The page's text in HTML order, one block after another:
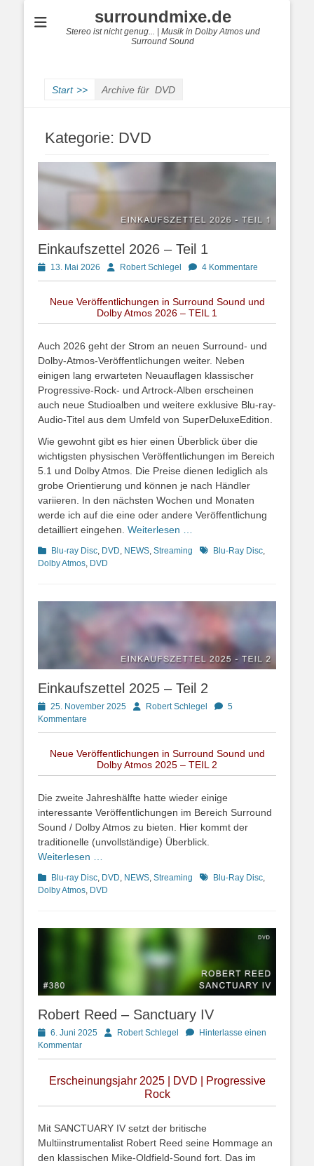
surroundmixe.de
Stereo ist nicht genug... | Musik in Dolby Atmos und
Surround Sound
Start >> Archive für DVD
Kategorie: DVD
Einkaufszettel 2026 – Teil 1
Posted
on
13. Mai 2026 AutorRobert Schlegel 4 Kommentare
Neue Veröffentlichungen in Surround Sound und
Dolby Atmos 2026 – TEIL 1
Auch 2026 geht der Strom an neuen Surround- und
Dolby-Atmos-Veröffentlichungen weiter. Neben
einigen lang erwarteten Neuauflagen klassischer
Progressive-Rock- und Artrock-Alben erscheinen
auch neue Studioalben und weitere exklusive Blu-ray-
Audio-Titel aus dem Umfeld von SuperDeluxeEdition.
Wie gewohnt gibt es hier einen Überblick über die
wichtigsten physischen Veröffentlichungen im Bereich
5.1 und Dolby Atmos. Die Preise dienen lediglich als
grobe Orientierung und können je nach Händler
variieren. In den nächsten Wochen und Monaten
werde ich auf die eine oder andere Veröffentlichung
detailliert eingehen. Weiterlesen …
Kategorien
Blu-ray Disc DVD NEWS Streaming Schlagworte
Blu-Ray Disc
Dolby Atmos DVD
Einkaufszettel 2025 – Teil 2
Posted
on
25. November 2025 AutorRobert Schlegel
5
Kommentare
Neue Veröffentlichungen in Surround Sound und
Dolby Atmos 2025 – TEIL 2
Die zweite Jahreshälfte hatte wieder einige
interessante Veröffentlichungen im Bereich Surround
Sound / Dolby Atmos zu bieten. Hier kommt der
traditionelle (unvollständige) Überblick.
Weiterlesen …
Kategorien
Blu-ray Disc DVD NEWS Streaming Schlagworte
Blu-Ray Disc
Dolby Atmos DVD
Robert Reed – Sanctuary IV
Posted
on
6. Juni 2025 AutorRobert Schlegel
Hinterlasse einen
Kommentar
Erscheinungsjahr 2025 | DVD | Progressive
Rock
Mit SANCTUARY IV setzt der britische
Multiinstrumentalist Robert Reed seine Hommage an
den klassischen Mike-Oldfield-Sound fort. Das im